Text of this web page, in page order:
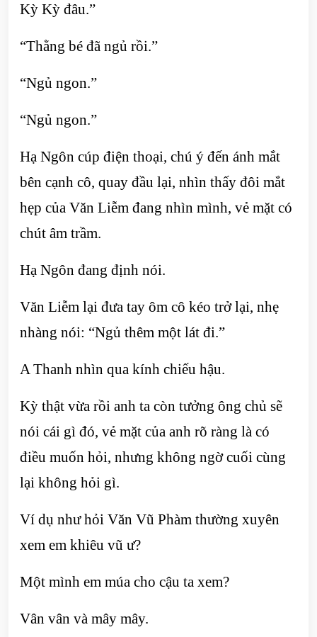
Kỳ Kỳ đâu.”
“Thằng bé đã ngủ rồi.”
“Ngủ ngon.”
“Ngủ ngon.”
Hạ Ngôn cúp điện thoại, chú ý đến ánh mắt
bên cạnh cô, quay đầu lại, nhìn thấy đôi mắt
hẹp của Văn Liễm đang nhìn mình, vẻ mặt có
chút âm trầm.
Hạ Ngôn đang định nói.
Văn Liễm lại đưa tay ôm cô kéo trở lại, nhẹ
nhàng nói: “Ngủ thêm một lát đi.”
A Thanh nhìn qua kính chiếu hậu.
Kỳ thật vừa rồi anh ta còn tưởng ông chủ sẽ
nói cái gì đó, vẻ mặt của anh rõ ràng là có
điều muốn hỏi, nhưng không ngờ cuối cùng
lại không hỏi gì.
Ví dụ như hỏi Văn Vũ Phàm thường xuyên
xem em khiêu vũ ư?
Một mình em múa cho cậu ta xem?
Vân vân và mây mây.